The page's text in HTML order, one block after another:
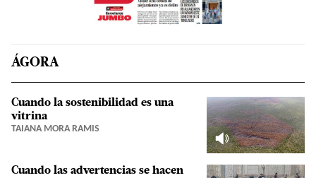
ÁGORA
Cuando la sostenibilidad es una
vitrina
TAIANA MORA RAMIS
Cuando las advertencias se hacen